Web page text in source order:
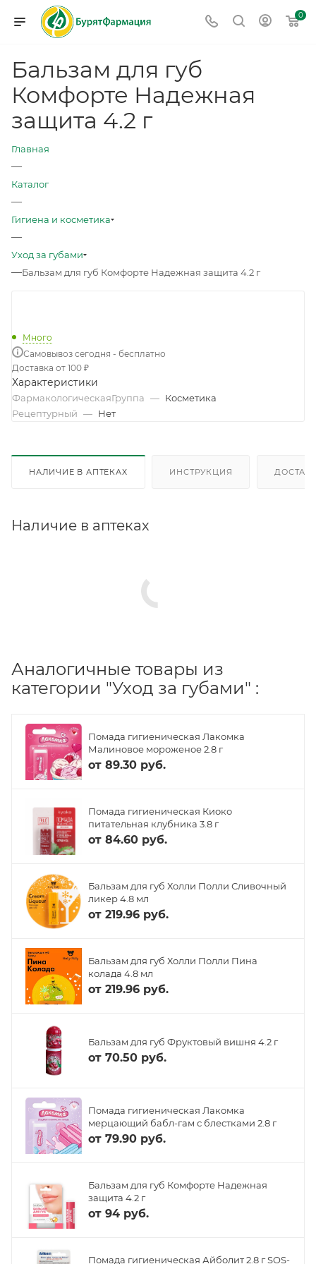
0
Бальзам для губ
Комфорте Надежная
защита 4.2 г
Главная
—
Каталог
—
Гигиена и косметика
—
Уход за губами
—Бальзам для губ Комфорте Надежная защита 4.2 г
Много
Самовывоз сегодня - бесплатно
Доставка от 100 ₽
Характеристики
ФармакологическаяГруппа — Косметика
Рецептурный — Нет
НАЛИЧИЕ В АПТЕКАХ ИНСТРУКЦИЯ
Наличие в аптеках
Аналогичные товары из
категории "Уход за губами" :
Помада гигиеническая Лакомка
Малиновое мороженое 2.8 г
от 89.30 руб.
Помада гигиеническая Киоко
питательная клубника 3.8 г
от 84.60 руб.
Бальзам для губ Холли Полли Сливочный
ликер 4.8 мл
от 219.96 руб.
Бальзам для губ Холли Полли Пина
колада 4.8 мл
от 219.96 руб.
Бальзам для губ Фруктовый вишня 4.2 г
от 70.50 руб.
Помада гигиеническая Лакомка
мерцающий бабл-гам с блестками 2.8 г
от 79.90 руб.
Бальзам для губ Комфорте Надежная
защита 4.2 г
от 94 руб.
Помада гигиеническая Айболит 2.8 г SOS-